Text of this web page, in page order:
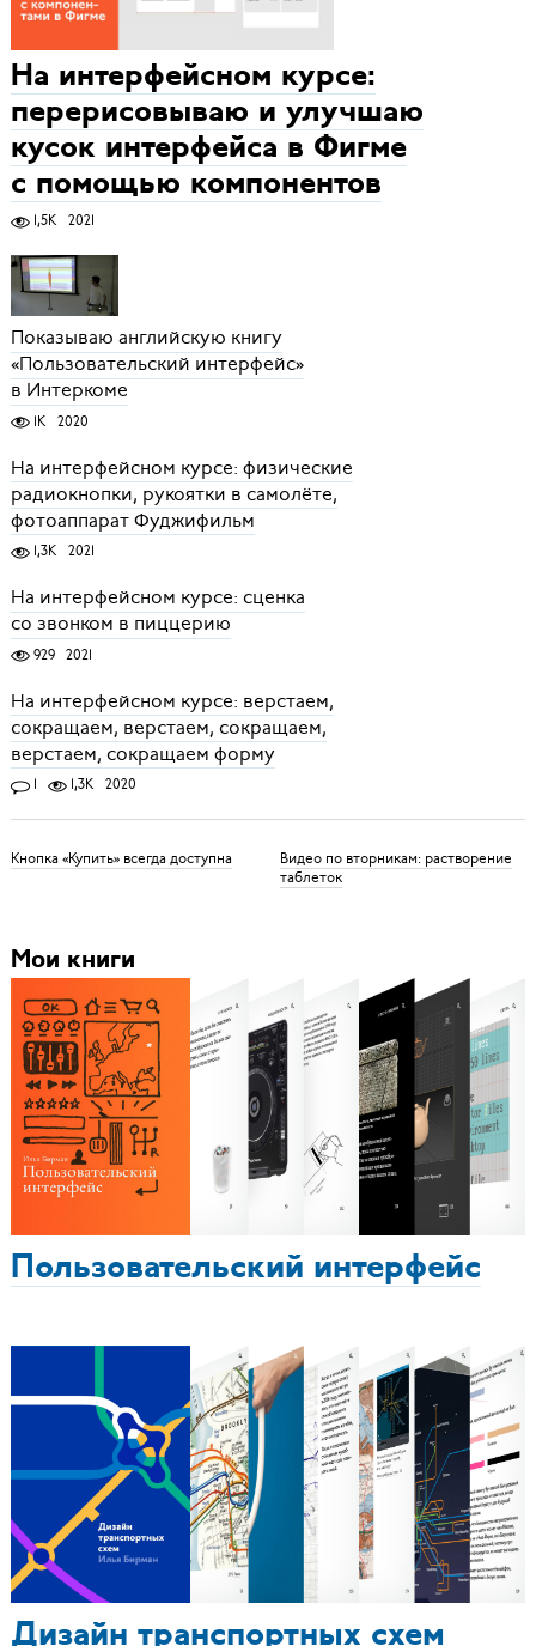
На интерфейсном курсе:
перерисовываю и улучшаю
кусок интерфейса в Фигме
с помощью компонентов
1,5K 2021
Показываю английскую книгу
«Пользовательский интерфейс»
в Интеркоме
1K 2020
На интерфейсном курсе: физические
радиокнопки, рукоятки в самолёте,
фотоаппарат Фуджифильм
1,3K 2021
На интерфейсном курсе: сценка
со звонком в пиццерию
929 2021
На интерфейсном курсе: верстаем,
сокращаем, верстаем, сокращаем,
верстаем, сокращаем форму
1 1,3K 2020
Кнопка «Купить» всегда доступна
Видео по вторникам: растворение
таблеток
Мои книги
Пользовательский интерфейс
Дизайн транспортных схем